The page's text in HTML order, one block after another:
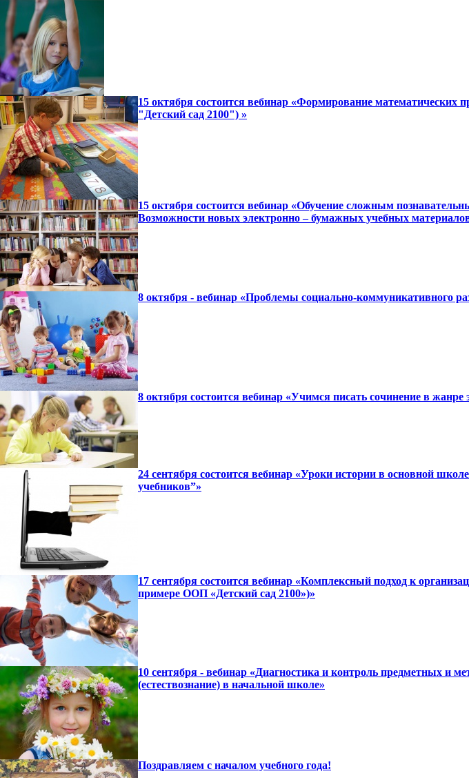
15 октября состоится вебинар «Формирование
"Детский сад 2100") »
15 октября состоится вебинар «Обучение сложным
Возможности новых электронно – бумажных учебных
8 октября - вебинар «Проблемы социально-коммуникативного
8 октября состоится вебинар «Учимся писать сочинение в жанре
24 сентября состоится вебинар «Уроки истории в основной
учебников”»
17 сентября состоится вебинар «Комплексный подход к
примере ООП «Детский сад 2100»)»
10 сентября - вебинар «Диагностика и контроль предметных и
(естествознание) в начальной школе»
Поздравляем с началом учебного года!